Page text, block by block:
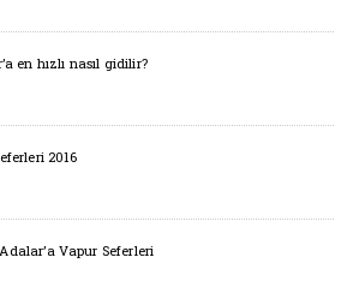
en hızlı nasıl gidilir?
2016
Vapur Seferleri